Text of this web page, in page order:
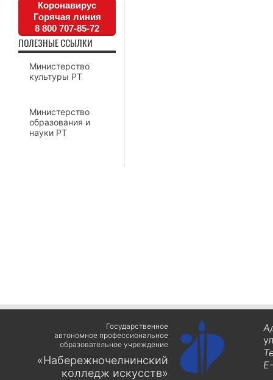
Коронавирус
Горячая линия
8 800 707-85-72
ПОЛЕЗНЫЕ ССЫЛКИ
Министерство
культуры РТ
Министерство
образования и
науки РТ
Государственное
автономное профессиональное
образовательное учреждение
«Набережночелнинский
колледж искусств»